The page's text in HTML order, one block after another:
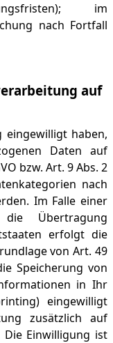
im
nach Fortfall
auf
eingewilligt haben,
Daten auf
bzw. Art. 9 Abs. 2
nach
Im Falle einer
Übertragung
erfolgt die
von Art. 49
Speicherung von
in Ihr
eingewilligt
zusätzlich auf
Die Einwilligung ist